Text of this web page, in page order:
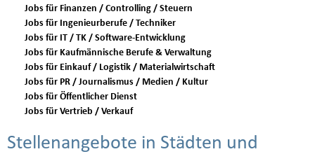
Jobs für Finanzen / Controlling / Steuern
Jobs für Ingenieurberufe / Techniker
Jobs für IT / TK / Software-Entwicklung
Jobs für Kaufmännische Berufe & Verwaltung
Jobs für Einkauf / Logistik / Materialwirtschaft
Jobs für PR / Journalismus / Medien / Kultur
Jobs für Öffentlicher Dienst
Jobs für Vertrieb / Verkauf
Stellenangebote in Städten und